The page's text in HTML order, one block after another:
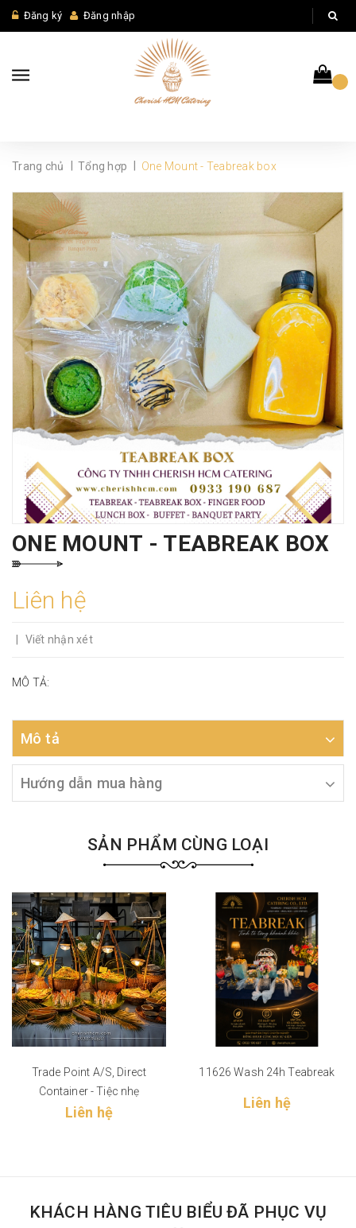
Đăng ký Đăng nhập
Trang chủ Tổng hợp One Mount - Teabreak box
ONE MOUNT - TEABREAK BOX
Liên hệ
Viết nhận xét
MÔ TẢ:
Mô tả
Hướng dẫn mua hàng
SẢN PHẨM CÙNG LOẠI
Trade Point A/S, Direct
Container - Tiệc nhẹ
Liên hệ
11626 Wash 24h Teabreak
Liên hệ
KHÁCH HÀNG TIÊU BIỂU ĐÃ PHỤC VỤ